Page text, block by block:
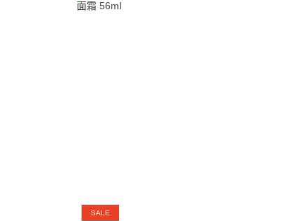
SALE